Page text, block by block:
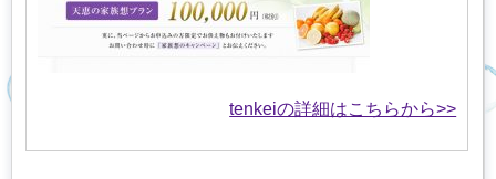
tenkeiの詳細はこちらから>>